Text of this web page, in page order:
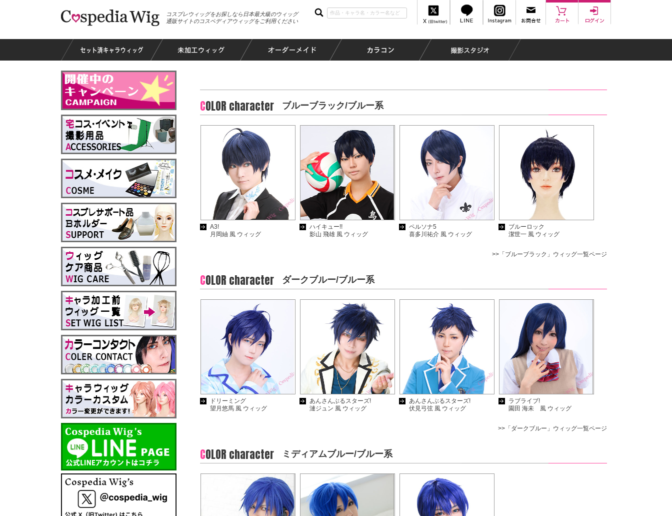
コスプレウィッグをお探しなら日本最大級のウィッグ
通販サイトのコスペディアウィッグをご利用ください
COLOR character ブルーブラック/ブルー系
A3!
月岡紬 風 ウィッグ
ハイキュー!!
影山 飛雄 風 ウィッグ
ペルソナ5
喜多川祐介 風 ウィッグ
ブルーロック
潔世一 風 ウィッグ
>>「ブルーブラック」ウィッグ一覧ページ
COLOR character ダークブルー/ブルー系
ドリーミング
望月悠馬 風 ウィッグ
あんさんぶるスターズ!
漣ジュン 風 ウィッグ
あんさんぶるスターズ!
伏見弓弦 風 ウィッグ
ラブライブ!
園田 海未 風 ウィッグ
>>「ダークブルー」ウィッグ一覧ページ
COLOR character ミディアムブルー/ブルー系